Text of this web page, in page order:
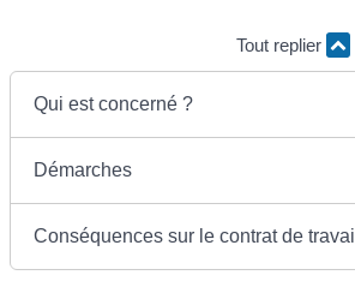
Tout replier
Qui est concerné ?
Démarches
Conséquences sur le contrat de travail